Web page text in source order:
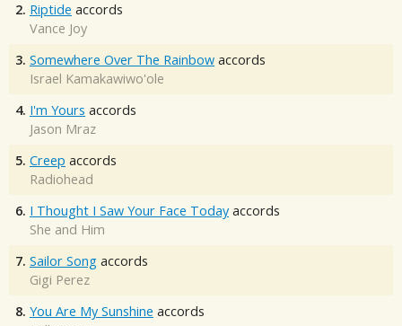
2. Riptide accords
Vance Joy
3. Somewhere Over The Rainbow accords
Israel Kamakawiwo'ole
4. I'm Yours accords
Jason Mraz
5. Creep accords
Radiohead
6. I Thought I Saw Your Face Today accords
She and Him
7. Sailor Song accords
Gigi Perez
8. You Are My Sunshine accords